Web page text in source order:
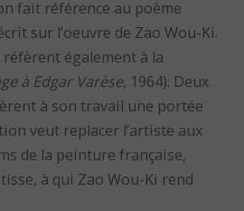
fait référence au poème
sur l’oeuvre de Zao Wou-Ki.
également à la
à Edgar Varèse, 1964). Deux
à son travail une portée
veut replacer l’artiste aux
de la peinture française,
à qui Zao Wou-Ki rend